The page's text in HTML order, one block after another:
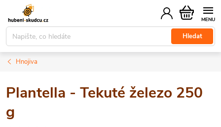
obsah
Hledat
Nákupní
košík
Hnojiva
Plantella - Tekuté železo 250
g